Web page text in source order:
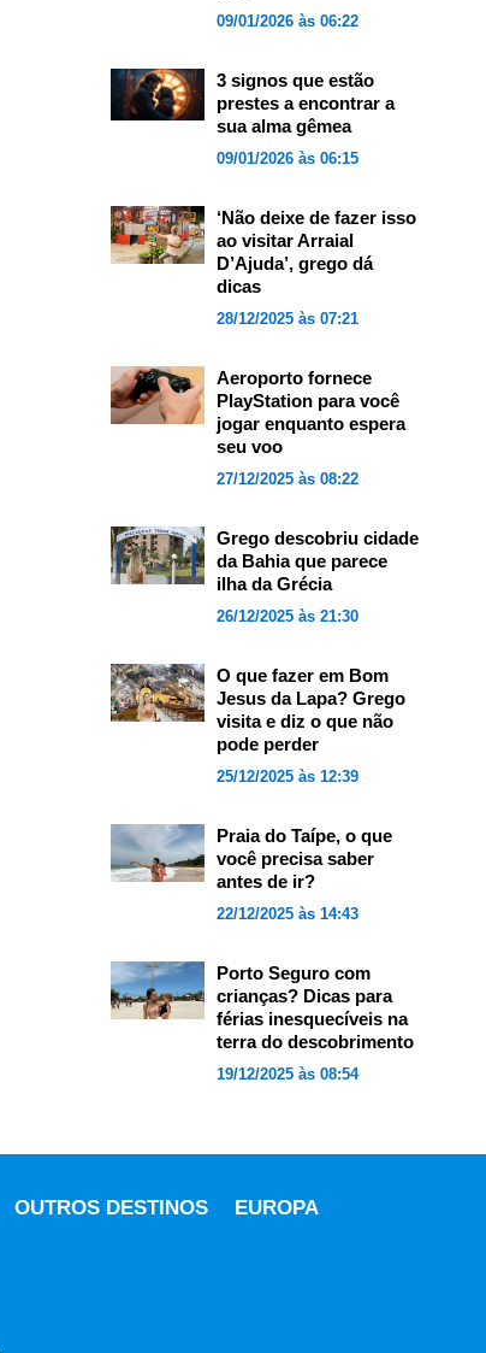
09/01/2026 às 06:22
3 signos que estão
prestes a encontrar a
sua alma gêmea
09/01/2026 às 06:15
‘Não deixe de fazer isso
ao visitar Arraial
D’Ajuda’, grego dá
dicas
28/12/2025 às 07:21
Aeroporto fornece
PlayStation para você
jogar enquanto espera
seu voo
27/12/2025 às 08:22
Grego descobriu cidade
da Bahia que parece
ilha da Grécia
26/12/2025 às 21:30
O que fazer em Bom
Jesus da Lapa? Grego
visita e diz o que não
pode perder
25/12/2025 às 12:39
Praia do Taípe, o que
você precisa saber
antes de ir?
22/12/2025 às 14:43
Porto Seguro com
crianças? Dicas para
férias inesquecíveis na
terra do descobrimento
19/12/2025 às 08:54
OUTROS DESTINOS
EUROPA